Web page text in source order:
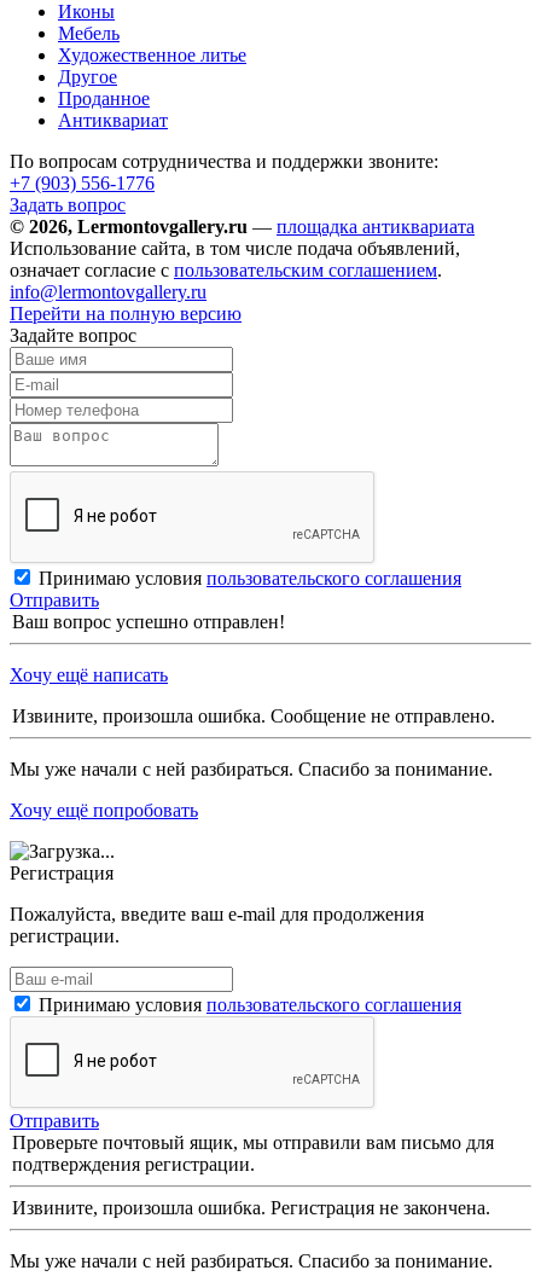
Иконы
Мебель
Художественное литье
Другое
Проданное
Антиквариат
По вопросам сотрудничества и поддержки звоните:
+7 (903) 556-1776
Задать вопрос
© 2026, Lermontovgallery.ru — площадка антиквариата
Использование сайта, в том числе подача объявлений,
означает согласие с пользовательским соглашением.
info@lermontovgallery.ru
Перейти на полную версию
Задайте вопрос
Принимаю условия пользовательского соглашения
Отправить
Ваш вопрос успешно отправлен!
Хочу ещё написать
Извините, произошла ошибка. Сообщение не отправлено.
Мы уже начали с ней разбираться. Спасибо за понимание.
Хочу ещё попробовать
Регистрация
Пожалуйста, введите ваш e-mail для продолжения
регистрации.
Принимаю условия пользовательского соглашения
Отправить
Проверьте почтовый ящик, мы отправили вам письмо для
подтверждения регистрации.
Извините, произошла ошибка. Регистрация не закончена.
Мы уже начали с ней разбираться. Спасибо за понимание.